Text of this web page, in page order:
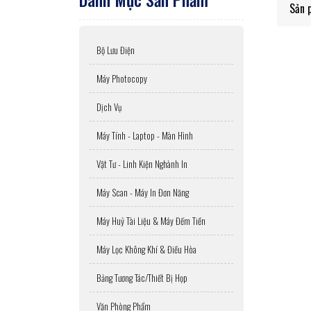
Bộ Lưu Điện
Máy Photocopy
Dịch Vụ
Máy Tính - Laptop - Màn Hình
Vật Tư - Linh Kiện Nghành In
Máy Scan - Máy In Đơn Năng
Máy Huỷ Tài Liệu & Máy Đếm Tiền
Máy Lọc Không Khí & Điều Hòa
Bảng Tương Tác/Thiết Bị Họp
Văn Phòng Phẩm
Sản